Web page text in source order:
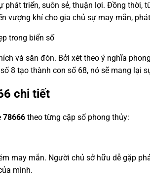
triển, suôn sẻ, thuận lợi. Đồng
vượng khí cho gia chủ sự may mắn,
trong biển số
và săn đón. Bởi xét theo ý nghĩa
8 tạo thành con số 68, nó sẽ mang lại
chi tiết
78666 theo từng cặp số phong thủy:
may mắn. Người chủ sở hữu dễ gặp
mình.